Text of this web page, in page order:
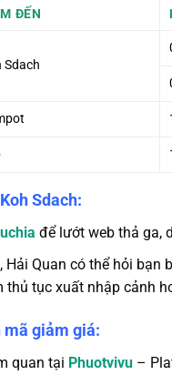
ĐẾN
Sdach
Sdach:
để lướt web thả ga,
Quan có thể hỏi bạn
thủ tục xuất nhập cảnh
giảm giá:
quan tại Phuotvivu –